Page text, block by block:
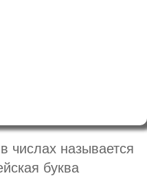
числах называется
буква